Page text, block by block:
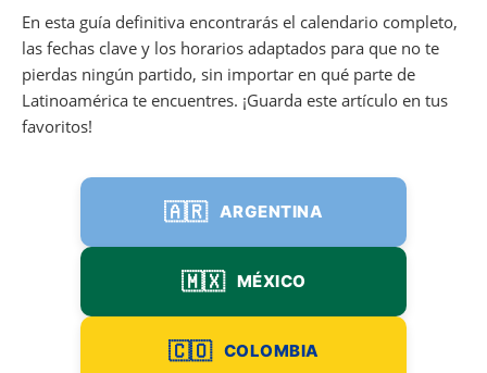
En esta guía definitiva encontrarás el calendario completo,
las fechas clave y los horarios adaptados para que no te
pierdas ningún partido, sin importar en qué parte de
Latinoamérica te encuentres. ¡Guarda este artículo en tus
favoritos!
🇦🇷 ARGENTINA
🇲🇽 MÉXICO
🇨🇴 COLOMBIA